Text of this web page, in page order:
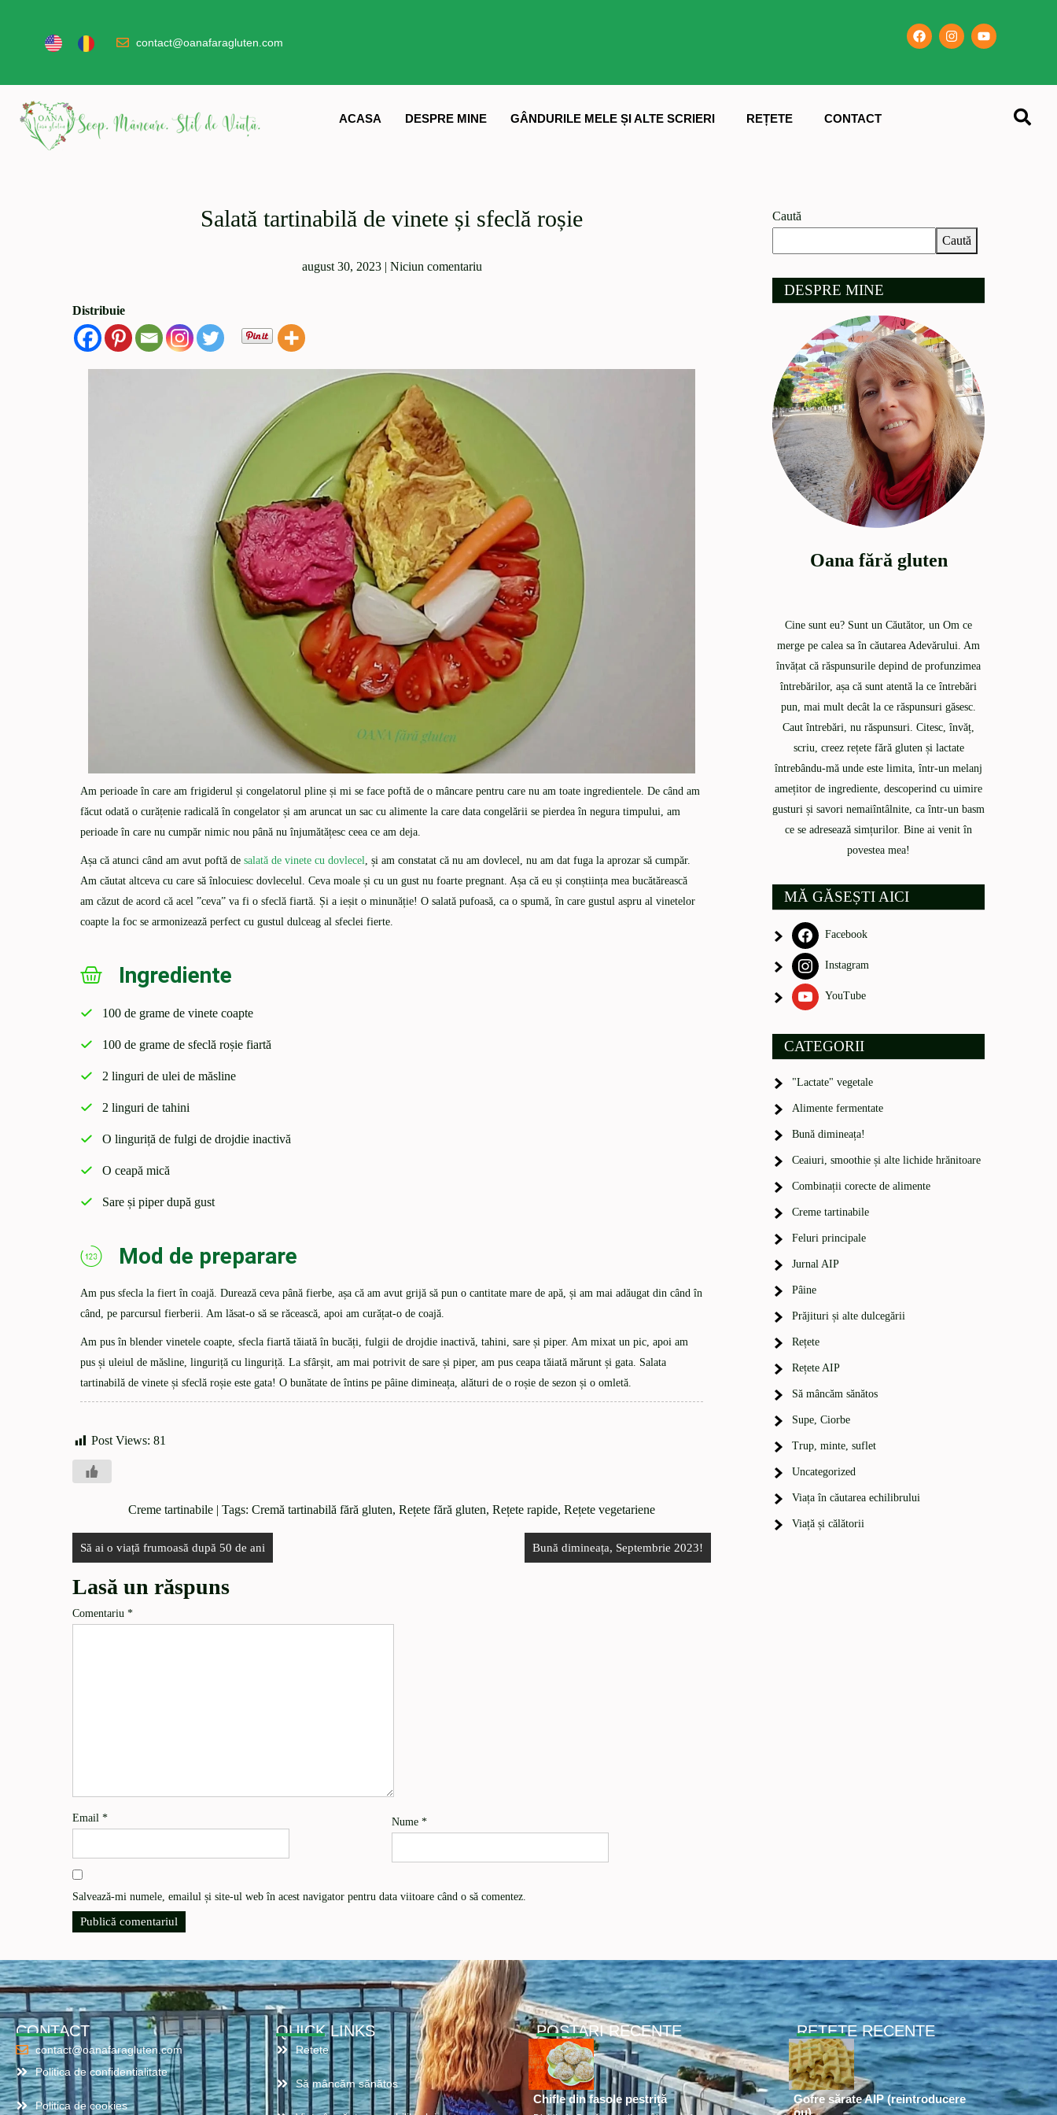
contact@oanafaragluten.com
ACASA DESPRE MINE GÂNDURILE MELE ȘI ALTE SCRIERI REȚETE CONTACT
Salată tartinabilă de vinete și sfeclă roșie
august 30, 2023| Niciun comentariu
Distribuie
Am perioade în care am frigiderul și congelatorul pline și mi se face poftă de o mâncare pentru care nu am toate ingredientele. De când am
făcut odată o curățenie radicală în congelator și am aruncat un sac cu alimente la care data congelării se pierdea în negura timpului, am
perioade în care nu cumpăr nimic nou până nu înjumătățesc ceea ce am deja.
Așa că atunci când am avut poftă de salată de vinete cu dovlecel, și am constatat că nu am dovlecel, nu am dat fuga la aprozar să cumpăr.
Am căutat altceva cu care să înlocuiesc dovlecelul. Ceva moale și cu un gust nu foarte pregnant. Așa că eu și conștiința mea bucătărească
am căzut de acord că acel ”ceva” va fi o sfeclă fiartă. Și a ieșit o minunăție! O salată pufoasă, ca o spumă, în care gustul aspru al vinetelor
coapte la foc se armonizează perfect cu gustul dulceag al sfeclei fierte.
Ingrediente
100 de grame de vinete coapte
100 de grame de sfeclă roșie fiartă
2 linguri de ulei de măsline
2 linguri de tahini
O linguriță de fulgi de drojdie inactivă
O ceapă mică
Sare și piper după gust
Mod de preparare
Am pus sfecla la fiert în coajă. Durează ceva până fierbe, așa că am avut grijă să pun o cantitate mare de apă, și am mai adăugat din când în
când, pe parcursul fierberii. Am lăsat-o să se răcească, apoi am curățat-o de coajă.
Am pus în blender vinetele coapte, sfecla fiartă tăiată în bucăți, fulgii de drojdie inactivă, tahini, sare și piper. Am mixat un pic, apoi am
pus și uleiul de măsline, linguriță cu linguriță. La sfârșit, am mai potrivit de sare și piper, am pus ceapa tăiată mărunt și gata. Salata
tartinabilă de vinete și sfeclă roșie este gata! O bunătate de întins pe pâine dimineața, alături de o roșie de sezon și o omletă.
Post Views: 81
Creme tartinabile | Tags: Cremă tartinabilă fără gluten, Rețete fără gluten, Rețete rapide, Rețete vegetariene
Să ai o viață frumoasă după 50 de ani Bună dimineața, Septembrie 2023!
Lasă un răspuns
Comentariu *
Nume *
Email *
Salvează-mi numele, emailul și site-ul web în acest navigator pentru data viitoare când o să comentez.
Caută
Caută
DESPRE MINE
Oana fără gluten
Cine sunt eu? Sunt un Căutător, un Om ce
merge pe calea sa în căutarea Adevărului. Am
învățat că răspunsurile depind de profunzimea
întrebărilor, așa că sunt atentă la ce întrebări
pun, mai mult decât la ce răspunsuri găsesc.
Caut întrebări, nu răspunsuri. Citesc, învăț,
scriu, creez rețete fără gluten și lactate
întrebându-mă unde este limita, într-un melanj
amețitor de ingrediente, descoperind cu uimire
gusturi și savori nemaiîntâlnite, ca într-un basm
ce se adresează simțurilor. Bine ai venit în
povestea mea!
MĂ GĂSEȘTI AICI
Facebook
Instagram
YouTube
CATEGORII
"Lactate" vegetale
Alimente fermentate
Bună dimineața!
Ceaiuri, smoothie și alte lichide hrănitoare
Combinații corecte de alimente
Creme tartinabile
Feluri principale
Jurnal AIP
Pâine
Prăjituri și alte dulcegării
Rețete
Rețete AIP
Să mâncăm sănătos
Supe, Ciorbe
Trup, minte, suflet
Uncategorized
Viața în căutarea echilibrului
Viață și călătorii
CONTACT
contact@oanafaragluten.com
Politica de confidentialitate
Politica de cookies
QUICK LINKS
Retete
Să mâncăm sănătos
POSTARI RECENTE
Chifle din fasole pestriță
RETETE RECENTE
Gofre sărate AIP (reintroducere
ou)